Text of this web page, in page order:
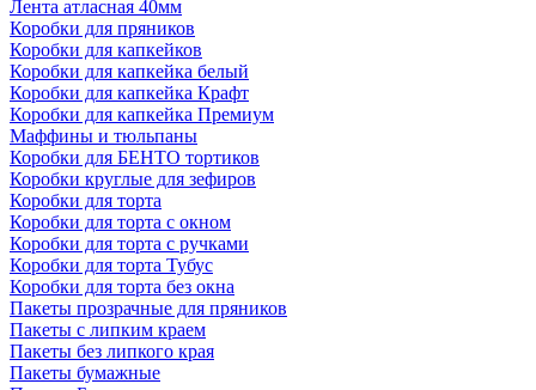
Лента атласная 40мм
Коробки для пряников
Коробки для капкейков
Коробки для капкейка белый
Коробки для капкейка Крафт
Коробки для капкейка Премиум
Маффины и тюльпаны
Коробки для БЕНТО тортиков
Коробки круглые для зефиров
Коробки для торта
Коробки для торта с окном
Коробки для торта с ручками
Коробки для торта Тубус
Коробки для торта без окна
Пакеты прозрачные для пряников
Пакеты с липким краем
Пакеты без липкого края
Пакеты бумажные